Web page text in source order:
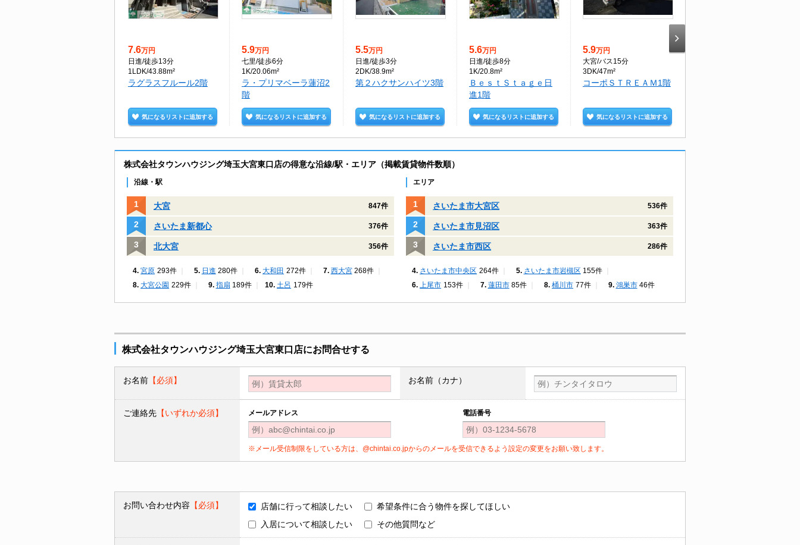
7.6万円
日進/徒歩13分
1LDK/43.88m²
ラグラスフルール2階
気になるリストに追加する
5.9万円
七里/徒歩6分
1K/20.06m²
ラ・プリマベーラ蓮沼2
階
気になるリストに追加する
5.5万円
日進/徒歩3分
2DK/38.9m²
第２ハクサンハイツ3階
気になるリストに追加する
5.6万円
日進/徒歩8分
1K/20.8m²
ＢｅｓｔＳｔａｇｅ日
進1階
気になるリストに追加する
5.9万円
大宮/バス15分
3DK/47m²
コーポＳＴＲＥＡＭ1階
気になるリストに追加する
株式会社タウンハウジング埼玉大宮東口店の得意な沿線/駅・エリア（掲載賃貸物件数順）
沿線・駅
大宮 847件
さいたま新都心 376件
北大宮 356件
宮原 293件 日進 280件 大和田 272件 西大宮 268件
大宮公園 229件 指扇 189件 土呂 179件
エリア
さいたま市大宮区 536件
さいたま市見沼区 363件
さいたま市西区 286件
さいたま市中央区 264件 さいたま市岩槻区 155件
上尾市 153件 蓮田市 85件 桶川市 77件 鴻巣市 46件
株式会社タウンハウジング埼玉大宮東口店にお問合せする
お名前 【必須】 お名前（カナ）
ご連絡先 【いずれか必須】 メールアドレス 電話番号
※メール受信制限をしている方は、@chintai.co.jpからのメールを受信できるよう設定の変更をお願い致します。
お問い合わせ内容 【必須】 店舗に行って相談したい
希望条件に合う物件を探してほしい
入居について相談したい
その他質問など